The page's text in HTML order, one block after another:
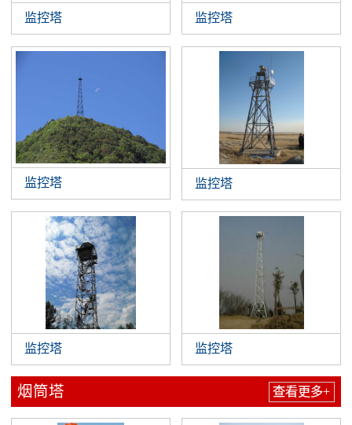
监控塔 监控塔
监控塔 监控塔
监控塔 监控塔
烟筒塔 查看更多+